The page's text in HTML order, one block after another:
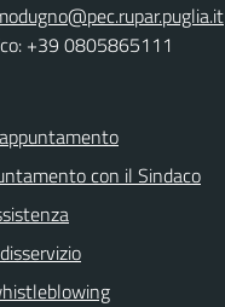
+39 0805865111
con il Sindaco